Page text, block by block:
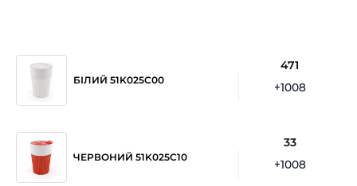
БІЛИЙ 51K025C00
471
+1008
ЧЕРВОНИЙ 51K025C10
33
+1008